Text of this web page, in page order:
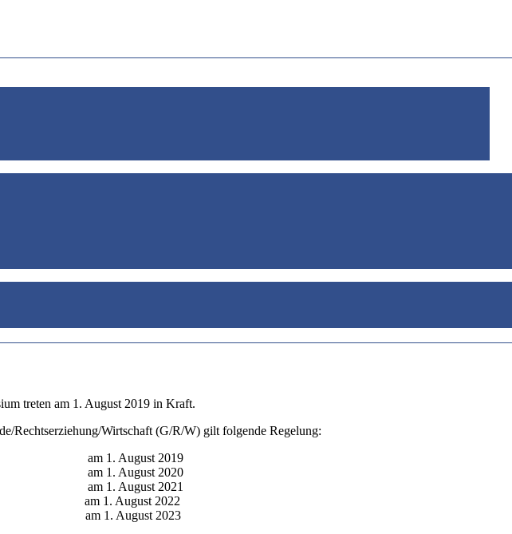
treten am 1. August 2019 in Kraft.
Rechtserziehung/Wirtschaft (G/R/W) gilt folgende Regelung:
8 am 1. August 2019
1. August 2020
1. August 2021
am 1. August 2022
am 1. August 2023